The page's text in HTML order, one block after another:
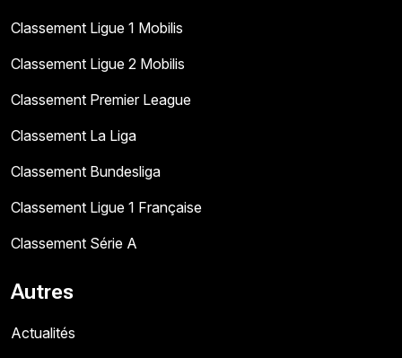
Classement Ligue 1 Mobilis
Classement Ligue 2 Mobilis
Classement Premier League
Classement La Liga
Classement Bundesliga
Classement Ligue 1 Française
Classement Série A
Autres
Actualités